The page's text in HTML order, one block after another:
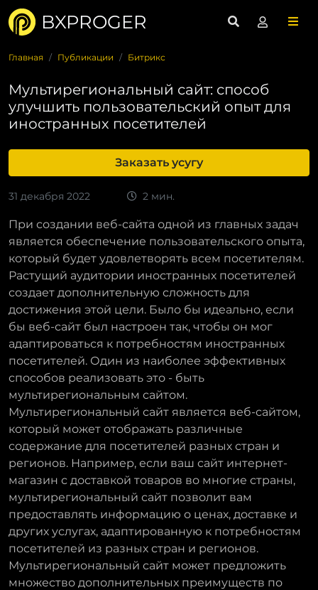
BXPROGER
Главная Публикации Битрикс
Мультирегиональный сайт: способ
улучшить пользовательский опыт для
иностранных посетителей
Заказать усугу
31 декабря 2022 2 мин.
При создании веб-сайта одной из главных задач
является обеспечение пользовательского опыта,
который будет удовлетворять всем посетителям.
Растущий аудитории иностранных посетителей
создает дополнительную сложность для
достижения этой цели. Было бы идеально, если
бы веб-сайт был настроен так, чтобы он мог
адаптироваться к потребностям иностранных
посетителей. Один из наиболее эффективных
способов реализовать это - быть
мультирегиональным сайтом.
Мультирегиональный сайт является веб-сайтом,
который может отображать различные
содержание для посетителей разных стран и
регионов. Например, если ваш сайт интернет-
магазин с доставкой товаров во многие страны,
мультирегиональный сайт позволит вам
предоставлять информацию о ценах, доставке и
других услугах, адаптированную к потребностям
посетителей из разных стран и регионов.
Мультирегиональный сайт может предложить
множество дополнительных преимуществ по